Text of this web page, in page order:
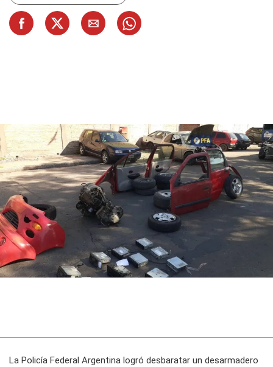
La Policía Federal Argentina logró desbaratar un desarmadero